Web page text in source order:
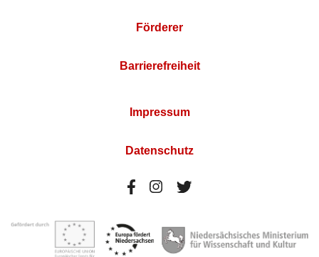
Förderer
Barrierefreiheit
Impressum
Datenschutz